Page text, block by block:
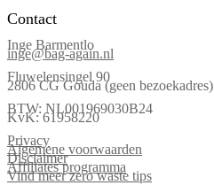
Contact
Inge Barmentlo
inge@bag-again.nl
Fluwelensingel 90
2806 CG Gouda (geen bezoekadres)
BTW: NL001969030B24
KvK: 61958220
Privacy
Algemene voorwaarden
Disclaimer
Affiliates programma
Vind meer zero waste tips